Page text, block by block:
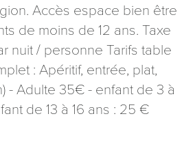
Accès espace bien être
de moins de 12 ans. Taxe
nuit / personne Tarifs table
: Apéritif, entrée, plat,
- Adulte 35€ - enfant de 3 à
de 13 à 16 ans : 25 €